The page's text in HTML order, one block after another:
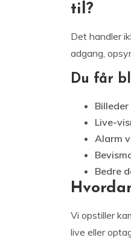
til?
Det handler
adgang,
Du får
Live-
Alarm
Bedre
Vi opstiller
live eller